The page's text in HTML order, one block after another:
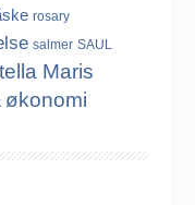
rosary
salmer SAUL
Maris
økonomi